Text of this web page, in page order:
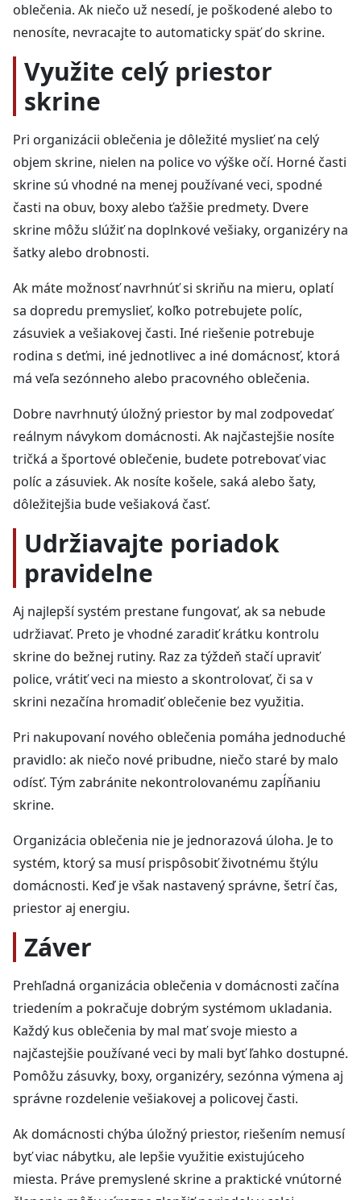
oblečenia. Ak niečo už nesedí, je poškodené alebo to
nenosíte, nevracajte to automaticky späť do skrine.
Využite celý priestor
skrine
Pri organizácii oblečenia je dôležité myslieť na celý
objem skrine, nielen na police vo výške očí. Horné časti
skrine sú vhodné na menej používané veci, spodné
časti na obuv, boxy alebo ťažšie predmety. Dvere
skrine môžu slúžiť na doplnkové vešiaky, organizéry na
šatky alebo drobnosti.
Ak máte možnosť navrhnúť si skriňu na mieru, oplatí
sa dopredu premyslieť, koľko potrebujete políc,
zásuviek a vešiakovej časti. Iné riešenie potrebuje
rodina s deťmi, iné jednotlivec a iné domácnosť, ktorá
má veľa sezónneho alebo pracovného oblečenia.
Dobre navrhnutý úložný priestor by mal zodpovedať
reálnym návykom domácnosti. Ak najčastejšie nosíte
tričká a športové oblečenie, budete potrebovať viac
políc a zásuviek. Ak nosíte košele, saká alebo šaty,
dôležitejšia bude vešiaková časť.
Udržiavajte poriadok
pravidelne
Aj najlepší systém prestane fungovať, ak sa nebude
udržiavať. Preto je vhodné zaradiť krátku kontrolu
skrine do bežnej rutiny. Raz za týždeň stačí upraviť
police, vrátiť veci na miesto a skontrolovať, či sa v
skrini nezačína hromadiť oblečenie bez využitia.
Pri nakupovaní nového oblečenia pomáha jednoduché
pravidlo: ak niečo nové pribudne, niečo staré by malo
odísť. Tým zabránite nekontrolovanému zapĺňaniu
skrine.
Organizácia oblečenia nie je jednorazová úloha. Je to
systém, ktorý sa musí prispôsobiť životnému štýlu
domácnosti. Keď je však nastavený správne, šetrí čas,
priestor aj energiu.
Záver
Prehľadná organizácia oblečenia v domácnosti začína
triedením a pokračuje dobrým systémom ukladania.
Každý kus oblečenia by mal mať svoje miesto a
najčastejšie používané veci by mali byť ľahko dostupné.
Pomôžu zásuvky, boxy, organizéry, sezónna výmena aj
správne rozdelenie vešiakovej a policovej časti.
Ak domácnosti chýba úložný priestor, riešením nemusí
byť viac nábytku, ale lepšie využitie existujúceho
miesta. Práve premyslené skrine a praktické vnútorné